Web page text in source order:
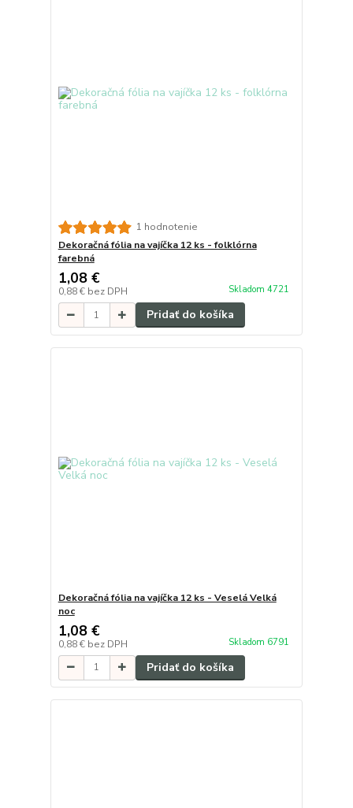
1 hodnotenie
Dekoračná fólia na vajíčka 12 ks - folklórna
farebná
1,08 €
0,88 € bez DPH Skladom 4721
Pridať do košíka
Dekoračná fólia na vajíčka 12 ks - Veselá Velká
noc
1,08 €
0,88 € bez DPH Skladom 6791
Pridať do košíka